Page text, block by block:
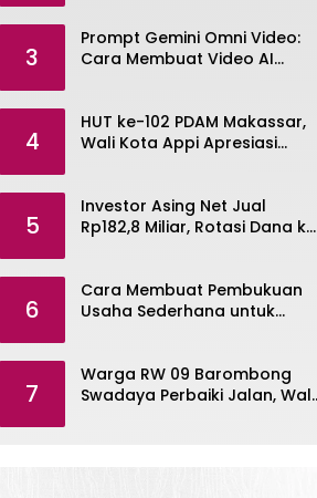
3
Prompt Gemini Omni Video:
Cara Membuat Video AI
4
HUT ke-102 PDAM Makassar,
Wali Kota Appi Apresiasi
5
Investor Asing Net Jual
Rp182,8 Miliar, Rotasi Dana ke
6
Cara Membuat Pembukuan
Usaha Sederhana untuk
7
Warga RW 09 Barombong
Swadaya Perbaiki Jalan, Wali